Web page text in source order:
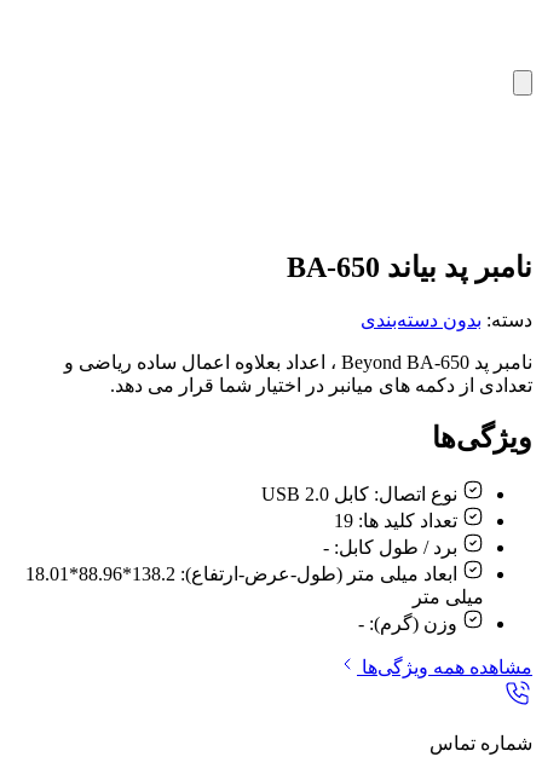
نامبر پد بیاند BA-650
دسته: بدون دسته‌بندی
نامبر پد Beyond BA-650 ، اعداد بعلاوه اعمال ساده ریاضی و
تعدادی از دکمه های میانبر در اختیار شما قرار می دهد.
ویژگی‌ها
نوع اتصال: کابل USB 2.0
تعداد کلید ها: 19
برد / طول کابل: -
ابعاد میلی متر (طول-عرض-ارتفاع):
138.2*88.96*18.01
میلی متر
وزن (گرم): -
مشاهده همه ویژگی‌ها
شماره تماس